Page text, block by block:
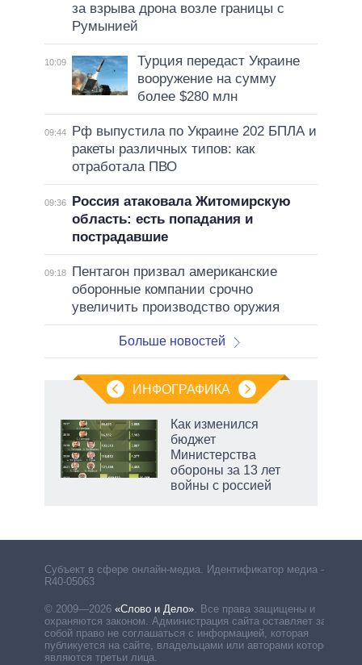
за взрыва дрона возле границы с
Румынией
10:09
Турция передаст Украине
вооружение на сумму
более $280 млн
09:44
Рф выпустила по Украине 202 БПЛА и
ракеты различных типов: как
отработала ПВО
09:36
Россия атаковала Житомирскую
область: есть попадания и
пострадавшие
09:18
Пентагон призвал американские
оборонные компании срочно
увеличить производство оружия
Больше новостей
ИНФОГРАФИКА
Как изменился
бюджет
Министерства
обороны за 13 лет
войны с россией
Субъект в сфере онлайн-медиа. Идентификатор медиа –
R40-05063
© 2009—2026 «Слово и Дело». Все права защищены и
охраняются законом. Администрация сайта оставляет за
собой право не соглашаться с информацией, которая
публикуется на сайте, владельцами или авторами которой
являются третьи лица.